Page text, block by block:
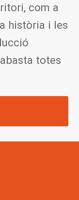
com a
història i les
totes